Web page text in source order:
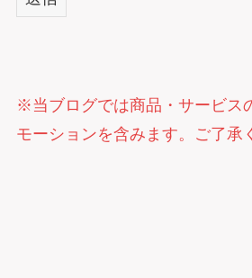
※当ブログでは商品・サービス
モーションを含みます。ご了承